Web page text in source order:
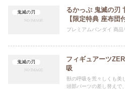
鬼滅の刃
るかっぷ 鬼滅の刃
【限定特典 座布団
プレミアムバンダイ 商品
鬼滅の刃
フィギュアーツ
吸
獣の呼吸を荒々しくも美
頭部パーツの差し替えで